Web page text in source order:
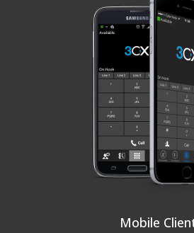
Mobile